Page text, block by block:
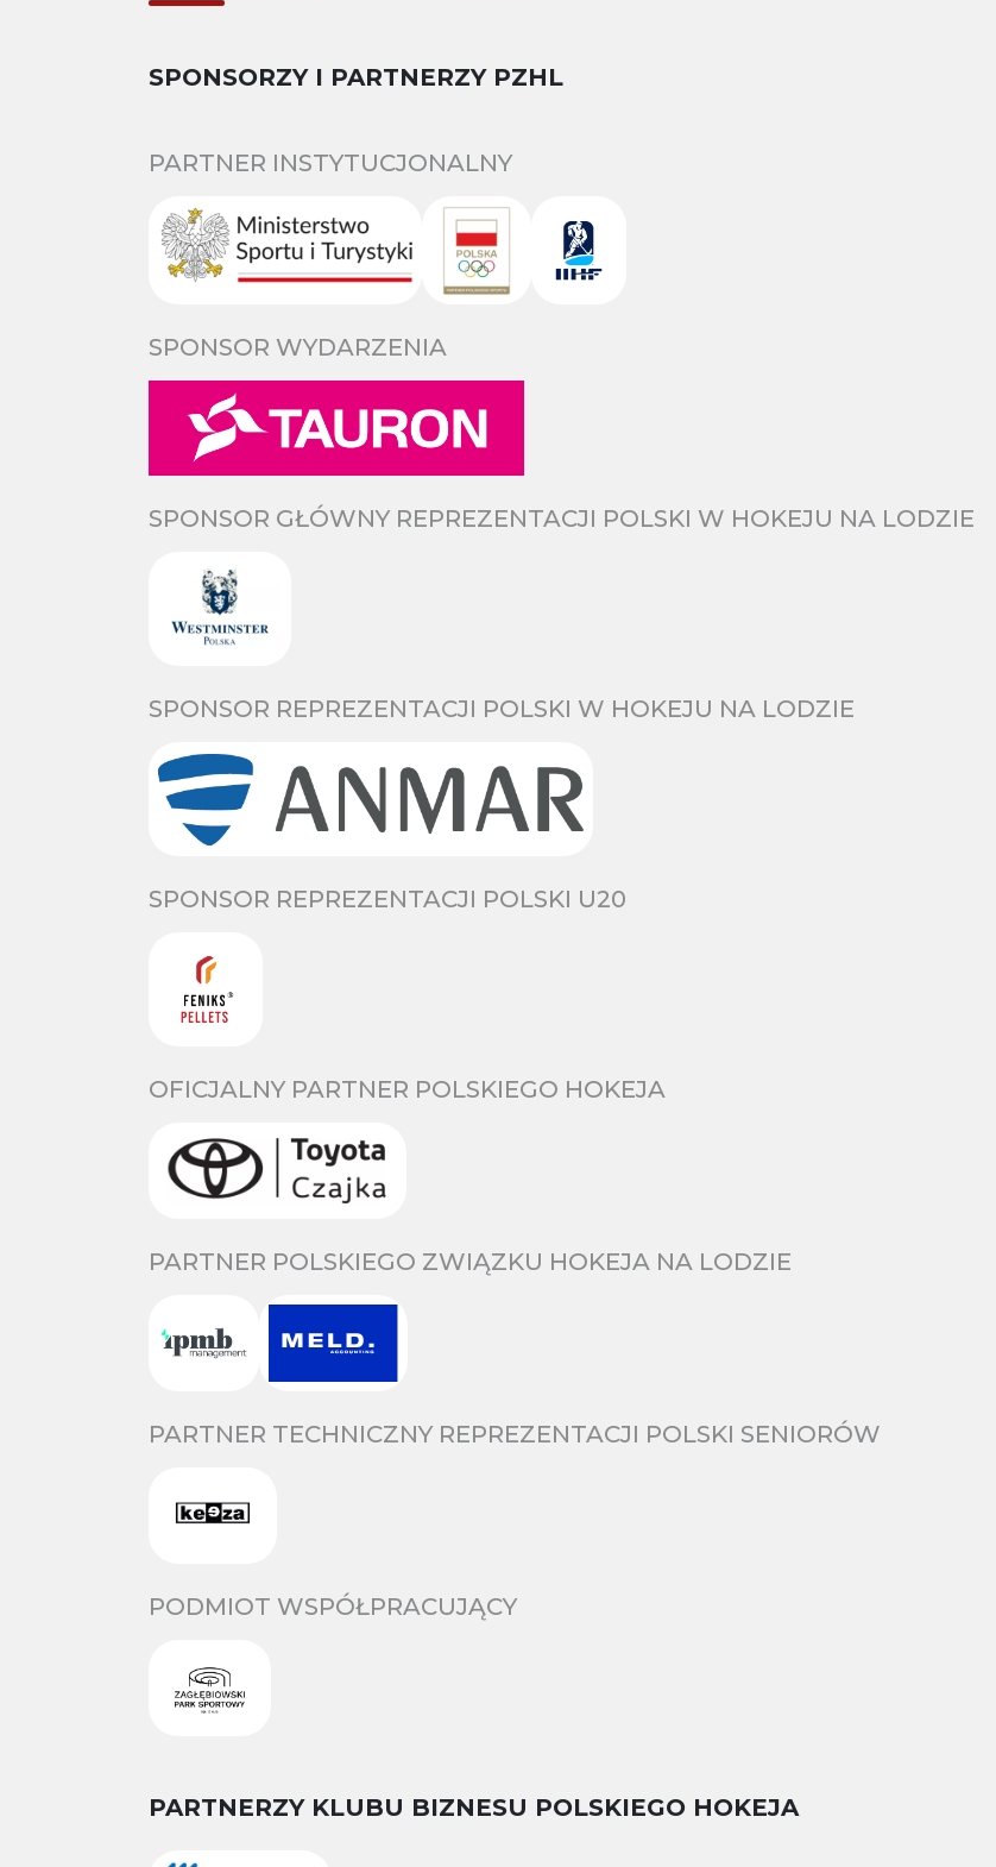
SPONSORZY I PARTNERZY PZHL
PARTNER INSTYTUCJONALNY
SPONSOR WYDARZENIA
SPONSOR GŁÓWNY REPREZENTACJI POLSKI W HOKEJU NA LODZIE
SPONSOR REPREZENTACJI POLSKI W HOKEJU NA LODZIE
SPONSOR REPREZENTACJI POLSKI U20
OFICJALNY PARTNER POLSKIEGO HOKEJA
PARTNER POLSKIEGO ZWIĄZKU HOKEJA NA LODZIE
PARTNER TECHNICZNY REPREZENTACJI POLSKI SENIORÓW
PODMIOT WSPÓŁPRACUJĄCY
PARTNERZY KLUBU BIZNESU POLSKIEGO HOKEJA